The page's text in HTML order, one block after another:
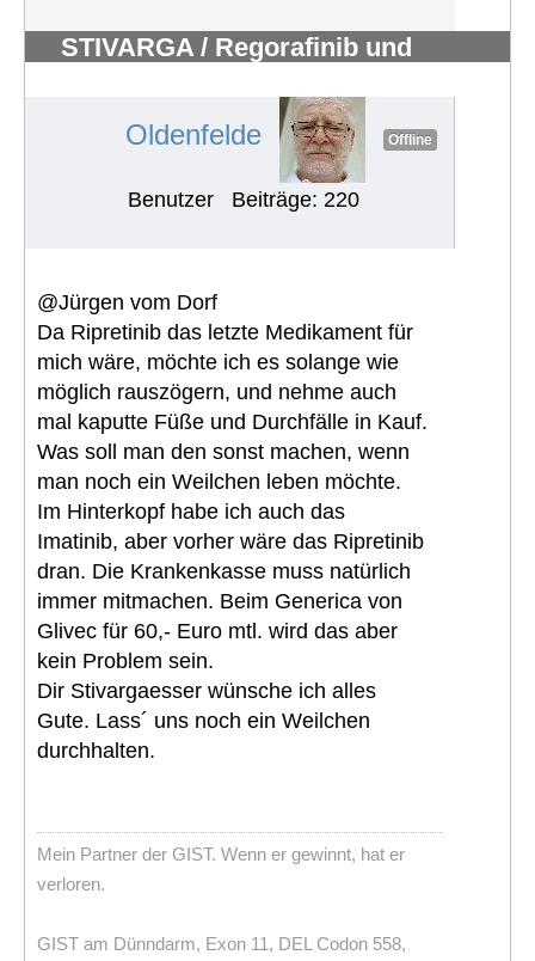
STIVARGA / Regorafinib und
Oldenfelde Offline
Benutzer Beiträge: 220
@Jürgen vom Dorf
Da Ripretinib das letzte Medikament für
mich wäre, möchte ich es solange wie
möglich rauszögern, und nehme auch
mal kaputte Füße und Durchfälle in Kauf.
Was soll man den sonst machen, wenn
man noch ein Weilchen leben möchte.
Im Hinterkopf habe ich auch das
Imatinib, aber vorher wäre das Ripretinib
dran. Die Krankenkasse muss natürlich
immer mitmachen. Beim Generica von
Glivec für 60,- Euro mtl. wird das aber
kein Problem sein.
Dir Stivargaesser wünsche ich alles
Gute. Lass´ uns noch ein Weilchen
durchhalten.
Mein Partner der GIST. Wenn er gewinnt, hat er
verloren.
GIST am Dünndarm, Exon 11, DEL Codon 558,